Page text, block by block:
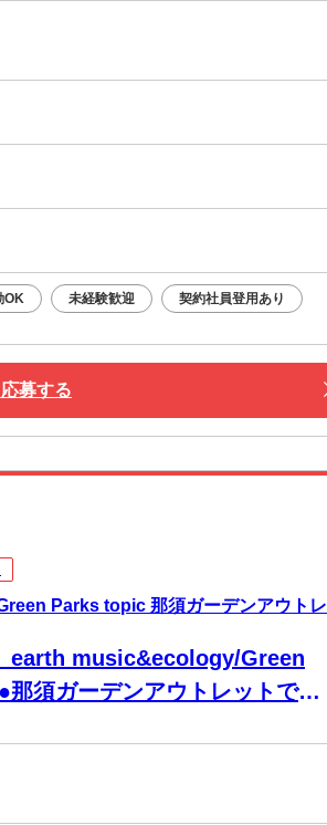
OK 未経験歓迎 契約社員登用あり
募する
Parks topic 那須ガーデンアウトレ
earth music&ecology/Green
須ガーデンアウトレットでの